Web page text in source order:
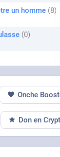
un homme 8
0
Onche
Don en